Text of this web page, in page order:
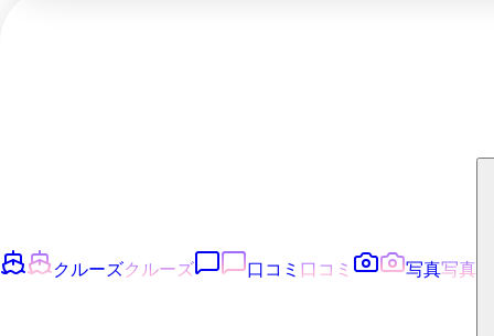
クルーズクルーズ 口コミ 口コミ 写真写真